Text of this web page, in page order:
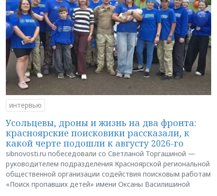
интервью
Усольцевы, дроны и жизнь на два фронта:
красноярские поисковики рассказали, к
какой черте подошли к августу 2026-го
sibnovosti.ru побеседовали со Светланой Торгашиной —
руководителем подразделения Красноярской региональной
общественной организации содействия поисковым работам
«Поиск пропавших детей» имени Оксаны Василишиной